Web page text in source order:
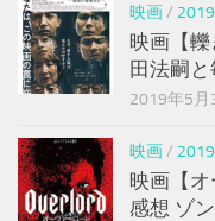
映画/
映画【
田法嗣
2019年5月
映画/
映画【
感想 ゾ